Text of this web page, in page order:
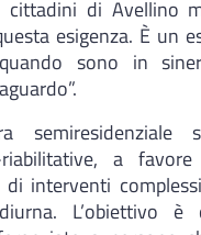
cittadini di Avellino
esigenza. È un
sono in
semiresidenziale
riabilitative, a
di interventi
L’obiettivo